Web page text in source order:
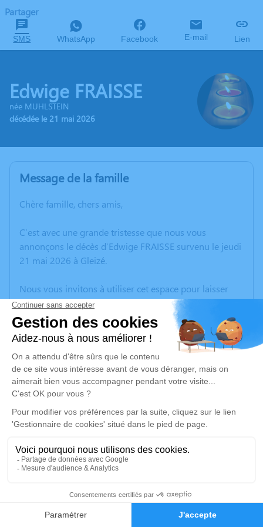
Faire-part Hommages
Partager
SMS WhatsApp Facebook E-mail Lien
Edwige FRAISSE
née MUHLSTEIN
décédée le 21 mai 2026
Message de la famille
Chère famille, chers amis,
C’est avec une grande tristesse que nous vous
annonçons le décès d’Edwige FRAISSE survenu le jeudi
21 mai 2026 à Gleizé.
Nous vous invitons à utiliser cet espace pour laisser
vos condoléances, partager des photos souvenirs, une
anecdote ou exprimer vos pensées à travers des
poèmes ou des textes. Cet endroit est un lieu
d'expression dédié à honorer la mémoire d’Edwige
FRAISSE.
Un service de plantation d’arbre hommage est
disponible ici
Cérémonie
CREMATORIUM DE GLEIZE 2740 rte de Montmelas
69400 Gleizé